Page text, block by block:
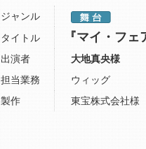
ジャンル
タイトル
『マイ・フェ
出演者
大地真央様
担当業務
ウィッグ
製作
東宝株式会社様